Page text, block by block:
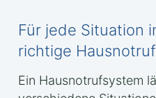
Für jede Situation
richtige Hausnotruf
Ein Hausnotrufsystem